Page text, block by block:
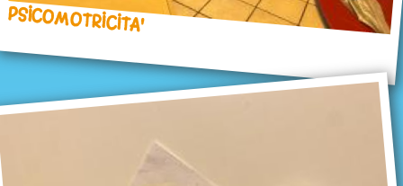
PSICOMOTRICITA'